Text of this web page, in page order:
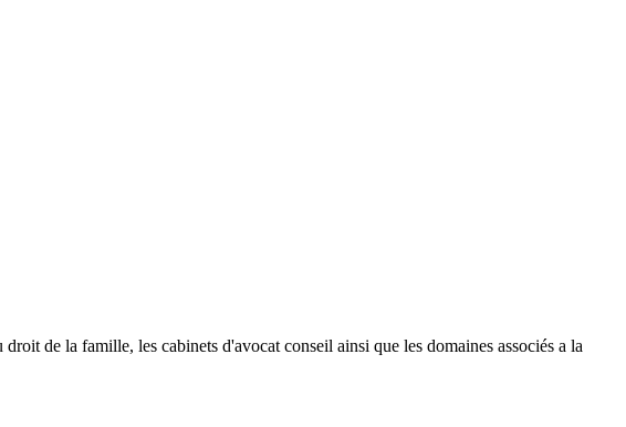
de la famille, les cabinets d'avocat conseil ainsi que les domaines associés a la